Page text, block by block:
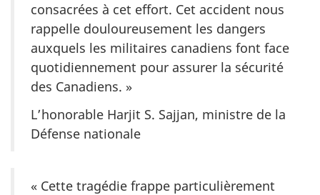
consacrées à cet effort. Cet accident nous
rappelle douloureusement les dangers
auxquels les militaires canadiens font face
quotidiennement pour assurer la sécurité
des Canadiens. »
L’honorable Harjit S. Sajjan, ministre de la
Défense nationale
« Cette tragédie frappe particulièrement